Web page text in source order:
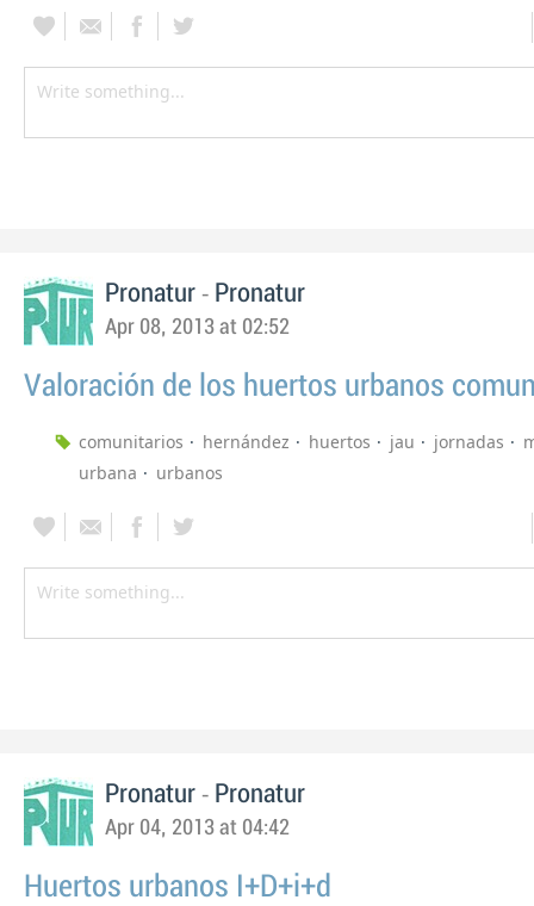
Pronatur - Pronatur
Apr 08, 2013 at 02:52
Valoración de los huertos urbanos
comunitarios hernández huertos jau jornadas
urbana
urbanos
Pronatur - Pronatur
Apr 04, 2013 at 04:42
Huertos urbanos I+D+i+d